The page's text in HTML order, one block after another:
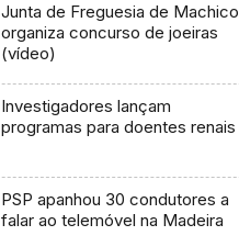
Junta de Freguesia de Machico
organiza concurso de joeiras
(vídeo)
Investigadores lançam
programas para doentes renais
PSP apanhou 30 condutores a
falar ao telemóvel na Madeira